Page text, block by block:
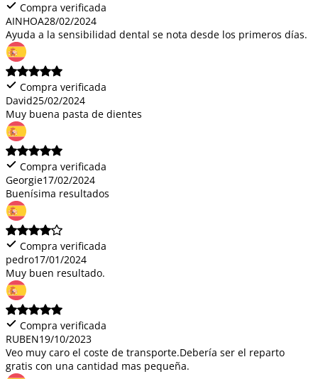
Compra verificada
AINHOA28/02/2024
Ayuda a la sensibilidad dental se nota desde los primeros días.
Compra verificada
David25/02/2024
Muy buena pasta de dientes
Compra verificada
Georgie17/02/2024
Buenísima resultados
Compra verificada
pedro17/01/2024
Muy buen resultado.
Compra verificada
RUBEN19/10/2023
Veo muy caro el coste de transporte.Debería ser el reparto
gratis con una cantidad mas pequeña.